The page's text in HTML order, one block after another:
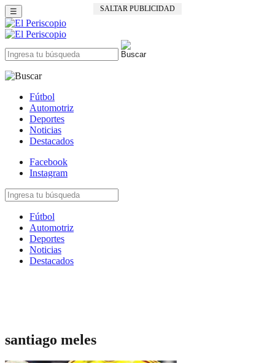
SALTAR PUBLICIDAD
☰
Fútbol
Automotriz
Deportes
Noticias
Destacados
Facebook
Instagram
Fútbol
Automotriz
Deportes
Noticias
Destacados
santiago meles